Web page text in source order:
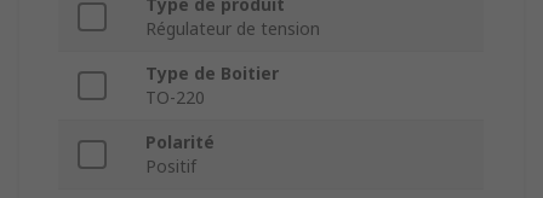
Type de produit
Régulateur de tension
Type de Boitier
TO-220
Polarité
Positif